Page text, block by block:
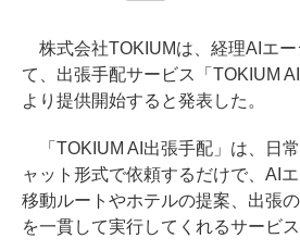
株式会社TOKIUMは、経理AIエー
て、出張手配サービス「TOKIUM
より提供開始すると発表した。
「TOKIUM AI出張手配」は、日
ャット形式で依頼するだけで、AI
移動ルートやホテルの提案、出張
を一貫して実行してくれるサービス